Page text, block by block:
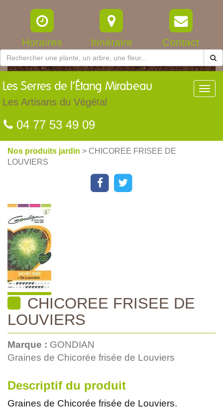
Horaires Itinéraire Contact
Les Serres de l’Étang Mirabeau
Les Artisans du Végétal
04 77 53 49 09
Nos produits jardin > CHICOREE FRISEE DE
LOUVIERS
CHICOREE FRISEE DE
LOUVIERS
Marque : GONDIAN
Graines de Chicorée frisée de Louviers
Descriptif du produit
Graines de Chicorée frisée de Louviers.